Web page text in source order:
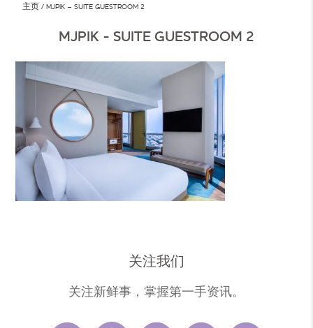
主页 MJPIK – SUITE GUESTROOM 2
MJPIK - SUITE GUESTROOM 2
关注我们
关注新鲜事，掌握第一手资讯。